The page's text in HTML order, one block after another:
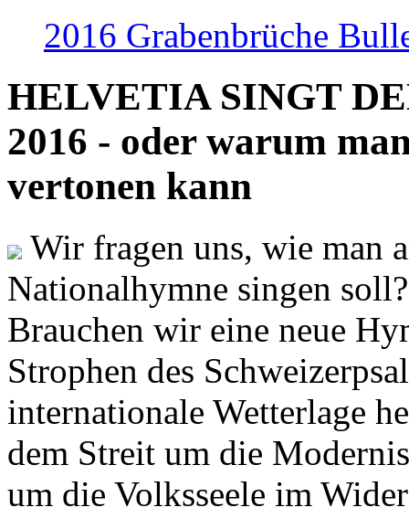
2016 Grabenbrüche
HELVETIA SINGT
2016 - oder warum
vertonen kann
Wir fragen uns, wie man
Nationalhymne singen
Brauchen wir eine neue
Strophen des
internationale Wetterlage
dem Streit um die
um die Volksseele im